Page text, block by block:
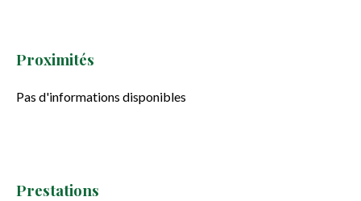
Proximités
Pas d'informations disponibles
Prestations